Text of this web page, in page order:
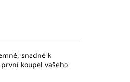
snadné k
koupel vašeho